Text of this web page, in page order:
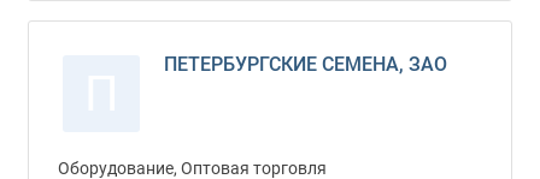
ПЕТЕРБУРГСКИЕ СЕМЕНА, ЗАО
Оборудование, Оптовая торговля